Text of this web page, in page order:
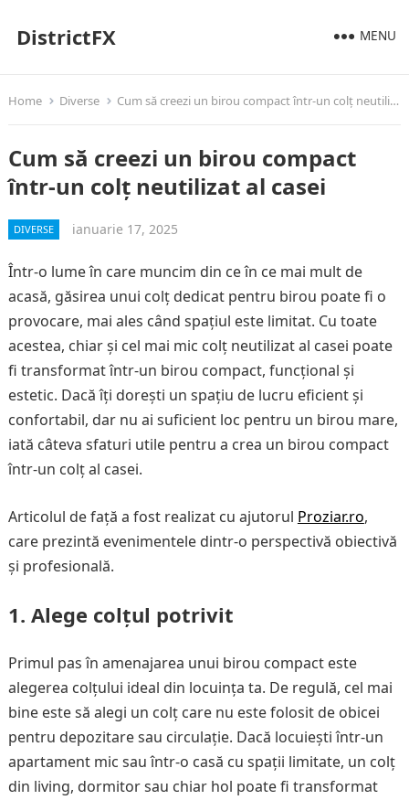
DistrictFX MENU
Home Diverse Cum să creezi un birou compact într-un colț neutilizat al casei
Cum să creezi un birou compact
într-un colț neutilizat al casei
DIVERSE ianuarie 17, 2025
Într-o lume în care muncim din ce în ce mai mult de
acasă, găsirea unui colț dedicat pentru birou poate fi o
provocare, mai ales când spațiul este limitat. Cu toate
acestea, chiar și cel mai mic colț neutilizat al casei poate
fi transformat într-un birou compact, funcțional și
estetic. Dacă îți dorești un spațiu de lucru eficient și
confortabil, dar nu ai suficient loc pentru un birou mare,
iată câteva sfaturi utile pentru a crea un birou compact
într-un colț al casei.
Articolul de față a fost realizat cu ajutorul Proziar.ro,
care prezintă evenimentele dintr-o perspectivă obiectivă
și profesională.
1. Alege colțul potrivit
Primul pas în amenajarea unui birou compact este
alegerea colțului ideal din locuința ta. De regulă, cel mai
bine este să alegi un colț care nu este folosit de obicei
pentru depozitare sau circulație. Dacă locuiești într-un
apartament mic sau într-o casă cu spații limitate, un colț
din living, dormitor sau chiar hol poate fi transformat